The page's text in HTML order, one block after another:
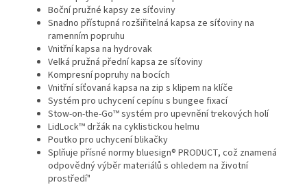
Boční pružné kapsy ze síťoviny
Snadno přístupná rozšiřitelná kapsa ze síťoviny na
ramenním popruhu
Vnitřní kapsa na hydrovak
Velká pružná přední kapsa ze síťoviny
Kompresní popruhy na bocích
Vnitřní síťovaná kapsa na zip s klipem na klíče
Systém pro uchycení cepínu s bungee fixací
Stow-on-the-Go™ systém pro upevnění trekových holí
LidLock™ držák na cyklistickou helmu
Poutko pro uchycení blikačky
Splňuje přísné normy bluesign® PRODUCT, což znamená
odpovědný výběr materiálů s ohledem na životní
prostředí"